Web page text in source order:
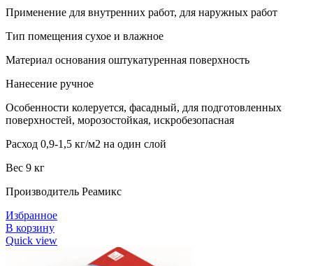
Применение для внутренних работ, для наружных работ
Тип помещения сухое и влажное
Материал основания оштукатуренная поверхность
Нанесение ручное
Особенности колеруется, фасадный, для подготовленных
поверхностей, морозостойкая, искробезопасная
Расход 0,9-1,5 кг/м2 на один слой
Вес 9 кг
Производитель Реамикс
Избранное
В корзину
Quick view